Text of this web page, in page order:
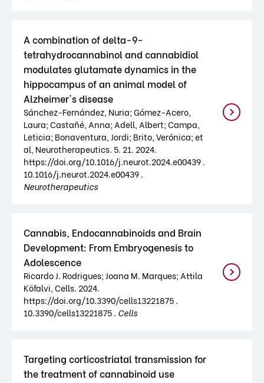
A combination of delta-9-
tetrahydrocannabinol and cannabidiol
modulates glutamate dynamics in the
hippocampus of an animal model of
Alzheimer's disease
Sánchez-Fernández, Nuria; Gómez-Acero,
Laura; Castañé, Anna; Adell, Albert; Campa,
Leticia; Bonaventura, Jordi; Brito, Verónica; et
al, Neurotherapeutics. 5. 21. 2024.
https://doi.org/10.1016/j.neurot.2024.e00439 .
10.1016/j.neurot.2024.e00439 .
Neurotherapeutics
Cannabis, Endocannabinoids and Brain
Development: From Embryogenesis to
Adolescence
Ricardo J. Rodrigues; Joana M. Marques; Attila
Köfalvi, Cells. 2024.
https://doi.org/10.3390/cells13221875 .
10.3390/cells13221875 . Cells
Targeting corticostriatal transmission for
the treatment of cannabinoid use